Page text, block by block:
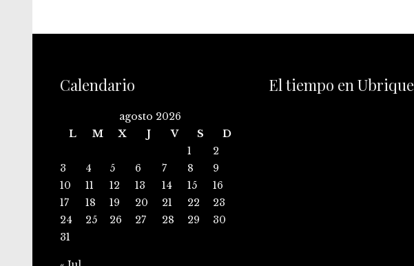
Calendario
agosto 2026
L
M X J V S
D
1
2
3
4 5 6 7 8
9
10
11 12 13 14 15
16
17
18 19 20 21 22
23
24
25 26 27 28 29
30
31
El tiempo en Ubrique